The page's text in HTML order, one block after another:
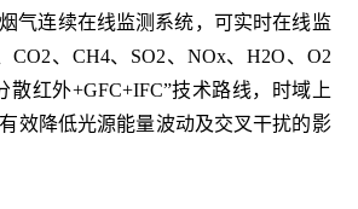
连续在线监测系统，可实时在线监
CO2、CH4、SO2、NOx、H2O、O2
散红外+GFC+IFC”技术路线，时域上
效降低光源能量波动及交叉干扰的影